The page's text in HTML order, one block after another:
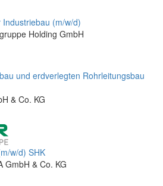
(m/w/d)
Holding GmbH
und erdverlegten Rohrleitungsbau
& Co. KG
w/d) SHK
GmbH & Co. KG